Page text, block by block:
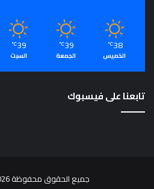
38
℃
الخميس
39
℃
الجمعة
39
℃
السبت
تابعنا على فيسبوك
جميع الحقوق محفوظة 2026 جريدة الرواق